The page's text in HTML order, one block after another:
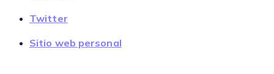
Twitter
Sitio web personal